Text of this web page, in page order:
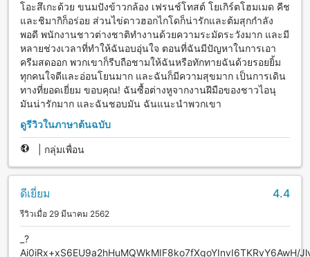
โอะสึเกะด้วย ขนมปังข้าวกล้อง เฟรนช์โทสต์ โยเกิร์ตโฮมเมด คีช
และชิมากิก็อร่อย ส่วนไข่ดาวฮอกไกโดก็น่ารักและต้มสุกกำลัง
พอดี พนักงานชาวต่างชาติทำงานด้วยความระมัดระวังมาก และมี
หลายช่วงเวลาที่ทำให้ฉันอบอุ่นใจ ตอนที่ฉันมีปัญหาในการเอา
ครีมสดออก พวกเขาก็รีบถือชามให้ฉันหรือทักทายฉันด้วยรอยยิ้ม
ทุกคนใจดีและอ่อนโยนมาก และฉันก็มีความสุขมาก เป็นการเดิน
ทางที่ยอดเยี่ยม ขอบคุณ! ฉันซื้อต่างหูจากงานฝีมือของชาวไอนุ
มันน่ารักมาก และฉันชอบมัน ฉันแนะนำพวกเขา
ดูรีวิวในภาษาต้นฉบับ
กลุ่มเพื่อน
ดีเยี่ยม 4.4
รีวิวเมื่อ 29 มีนาคม 2562
_?